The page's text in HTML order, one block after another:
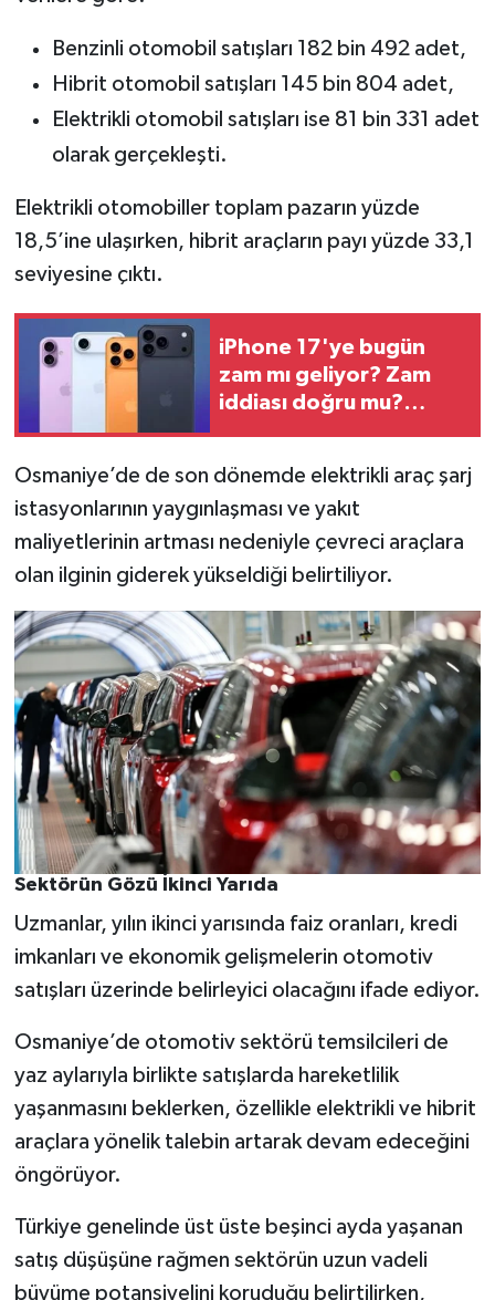
Benzinli otomobil satışları 182 bin 492 adet,
Hibrit otomobil satışları 145 bin 804 adet,
Elektrikli otomobil satışları ise 81 bin 331 adet
olarak gerçekleşti.
Elektrikli otomobiller toplam pazarın yüzde
18,5’ine ulaşırken, hibrit araçların payı yüzde 33,1
seviyesine çıktı.
iPhone 17'ye bugün
zam mı geliyor? Zam
iddiası doğru mu?
Osmaniye’de de son dönemde elektrikli araç şarj
istasyonlarının yaygınlaşması ve yakıt
maliyetlerinin artması nedeniyle çevreci araçlara
olan ilginin giderek yükseldiği belirtiliyor.
Sektörün Gözü İkinci Yarıda
Uzmanlar, yılın ikinci yarısında faiz oranları, kredi
imkanları ve ekonomik gelişmelerin otomotiv
satışları üzerinde belirleyici olacağını ifade ediyor.
Osmaniye’de otomotiv sektörü temsilcileri de
yaz aylarıyla birlikte satışlarda hareketlilik
yaşanmasını beklerken, özellikle elektrikli ve hibrit
araçlara yönelik talebin artarak devam edeceğini
öngörüyor.
Türkiye genelinde üst üste beşinci ayda yaşanan
satış düşüşüne rağmen sektörün uzun vadeli
büyüme potansiyelini koruduğu belirtilirken,